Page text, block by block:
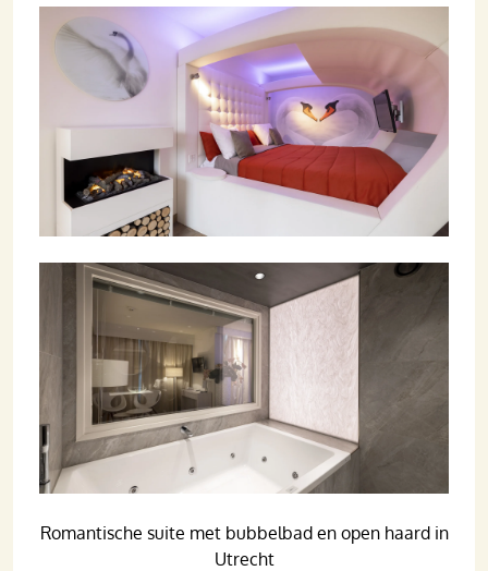
Romantische suite met bubbelbad en open haard in
Utrecht